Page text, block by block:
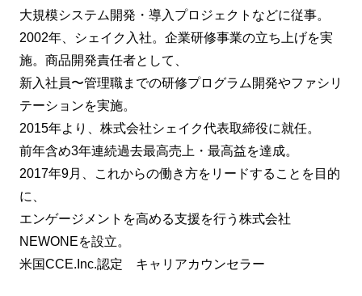
大規模システム開発・導入プロジェクトなどに従事。
2002年、シェイク入社。企業研修事業の立ち上げを実
施。商品開発責任者として、
新入社員〜管理職までの研修プログラム開発やファシリ
テーションを実施。
2015年より、株式会社シェイク代表取締役に就任。
前年含め3年連続過去最高売上・最高益を達成。
2017年9月、これからの働き方をリードすることを目的
に、
エンゲージメントを高める支援を行う株式会社
NEWONEを設立。
米国CCE.Inc.認定 キャリアカウンセラー